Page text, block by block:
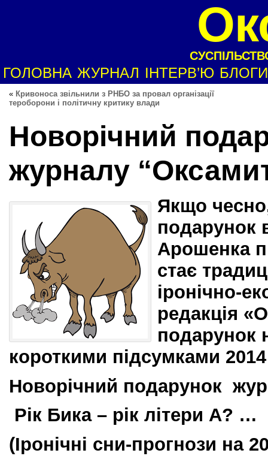
ГОЛОВНА ЖУРНАЛ ІНТЕРВ’Ю БЛОГИ
« Кривоноса звільнили з РНБО за провал організації
тероборони і політичну критику влади
Новорічний
журналу
Якщо
подарунок
Арошенка
стає
іронічно-
редакція
подарунок
короткими підсумками
Новорічний подарунок
Рік Бика – рік літери А? …
(Іронічні сни-прогнози на